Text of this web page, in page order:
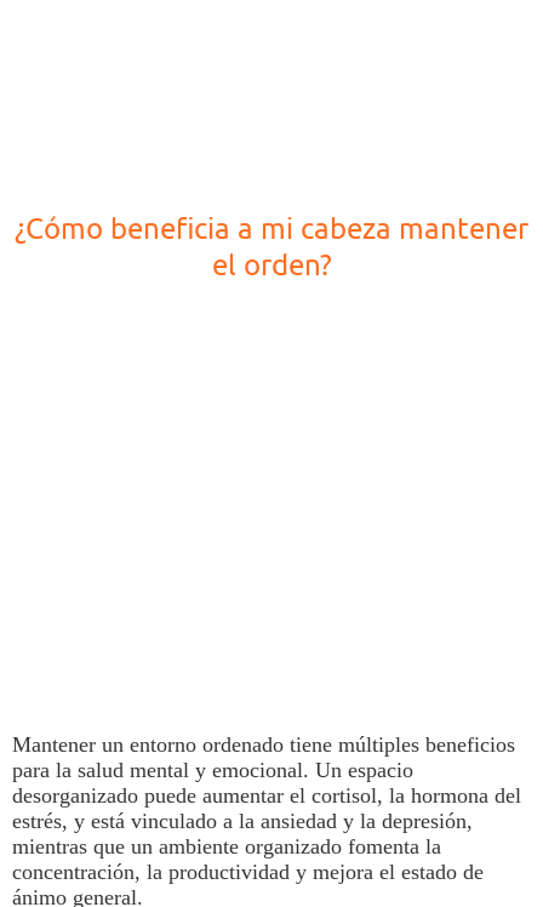
¿Cómo beneficia a mi cabeza mantener
el orden?
Mantener un entorno ordenadotiene múltiples beneficios
para la salud mental y emocional. Un espacio
desorganizado puede aumentar el cortisol, la hormona del
estrés, y está vinculado a la ansiedad y la depresión,
mientras que un ambiente organizado fomenta la
concentración, la productividad y mejora el estado de
ánimo general.